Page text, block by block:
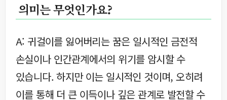
의미는 무엇인가요?
A: 귀걸이를 잃어버리는 꿈은 일시적인 금전적
손실이나 인간관계에서의 위기를 암시할 수
있습니다. 하지만 이는 일시적인 것이며, 오히려
이를 통해 더 큰 이득이나 깊은 관계로 발전할 수